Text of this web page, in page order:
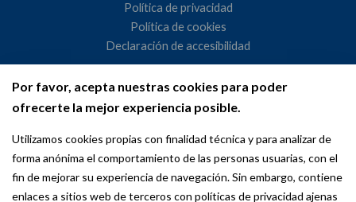
Por favor, acepta nuestras cookies para poder
ofrecerte la mejor experiencia posible.
Utilizamos cookies propias con finalidad técnica y para analizar de
forma anónima el comportamiento de las personas usuarias, con el
fin de mejorar su experiencia de navegación. Sin embargo, contiene
enlaces a sitios web de terceros con políticas de privacidad ajenas
Política de privacidad
Política de cookies
Declaración de accesibilidad
Ayuntamiento de Madrid
WeMadrid es un sitio web del Ayuntamiento de Madrid
dedicado a las relaciones institucionales y la actividad
internacional del Alcalde. ​